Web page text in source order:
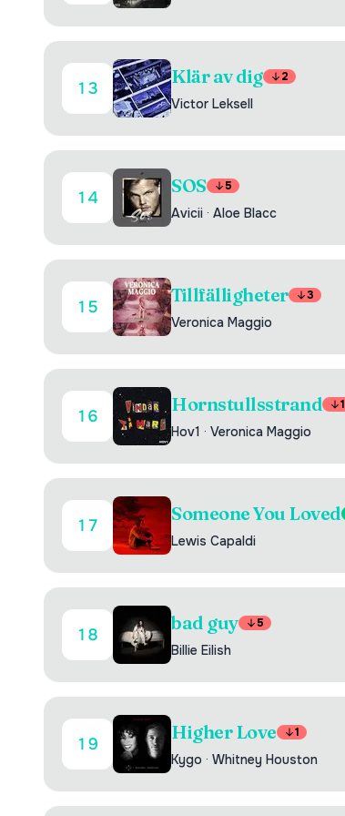
13
Klär av dig 2
Victor Leksell
14
SOS 5
Avicii · Aloe Blacc
15
Tillfälligheter 3
Veronica Maggio
16
Hornstullsstrand 1
Hov1 · Veronica Maggio
17
Someone You Loved
Lewis Capaldi
18
bad guy 5
Billie Eilish
19
Higher Love 1
Kygo · Whitney Houston